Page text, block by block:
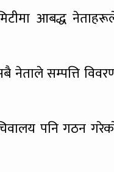
आबद्ध
नेताले सम्पत्ति
पनि गठन